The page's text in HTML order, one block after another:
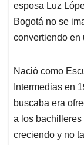
A
p
p
o
o
k
esposa Luz
Bogotá no se
convertiendo en
Nació como
Intermedias en
buscaba era
a los bachilleres
creciendo y no